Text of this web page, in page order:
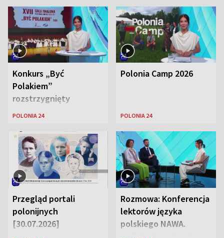
Konkurs „Być
Polakiem”
rozstrzygnięty
POLONIA 24
Polonia Camp 2026
POLONIA 24
Przegląd portali
polonijnych
[30.07.2026]
Rozmowa: Konferencja
lektorów języka
polskiego NAWA.